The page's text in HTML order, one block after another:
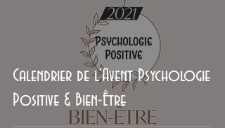
Calendrier de l'Avent Psychologie
Positive & Bien-Être